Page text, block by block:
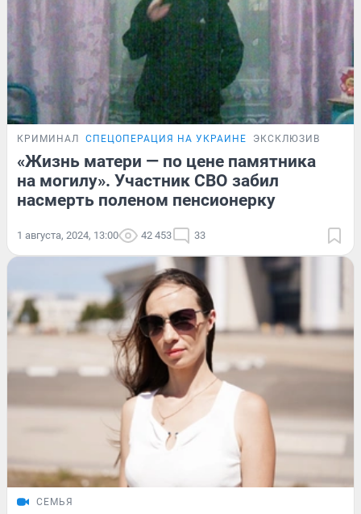
КРИМИНАЛ СПЕЦОПЕРАЦИЯ НА УКРАИНЕ ЭКСКЛЮЗИВ
«Жизнь матери — по цене памятника
на могилу». Участник СВО забил
насмерть поленом пенсионерку
1 августа, 2024, 13:00 42 453 33
СЕМЬЯ